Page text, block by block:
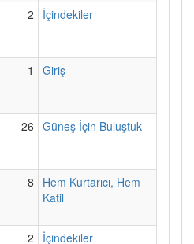
2 İçindekiler
1 Giriş
26 Güneş İçin Buluştuk
8
Hem Kurtarıcı, Hem
Katil
2 İçindekiler